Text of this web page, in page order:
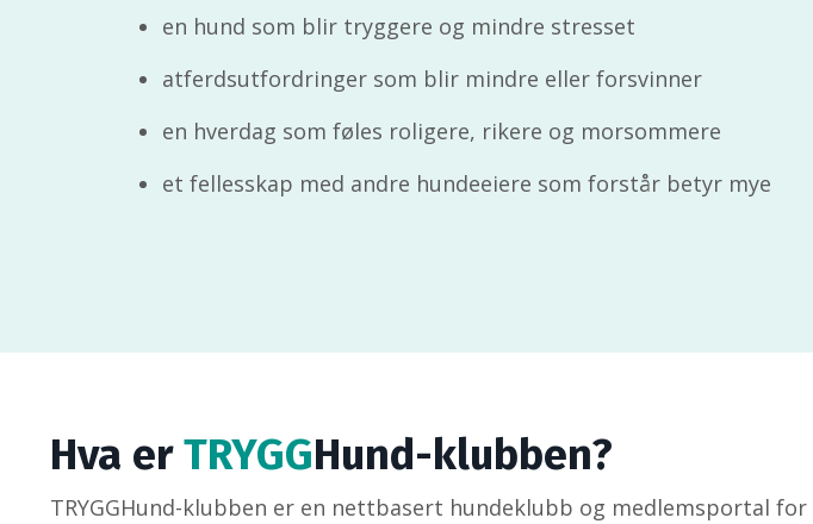
en hund som blir tryggere og mindre stresset
atferdsutfordringer som blir mindre eller forsvinner
en hverdag som føles roligere, rikere og morsommere
et fellesskap med andre hundeeiere som forstår betyr mye
Hva erTRYGGHund-klubben?
TRYGGHund-klubben er en nettbasert hundeklubb og medlemsportal